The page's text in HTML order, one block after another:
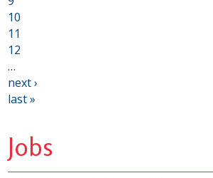
10
11
12
…
next ›
last »
Jobs